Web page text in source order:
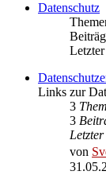
Datenschutz
Links zur
3
3
von